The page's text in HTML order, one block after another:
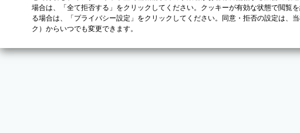
場合は、「全て拒否する」をクリックしてください。クッキーが有効な状態で閲覧
る場合は、「プライバシー設定」をクリックしてください。同意・拒否の設定は、
ク）からいつでも変更できます。